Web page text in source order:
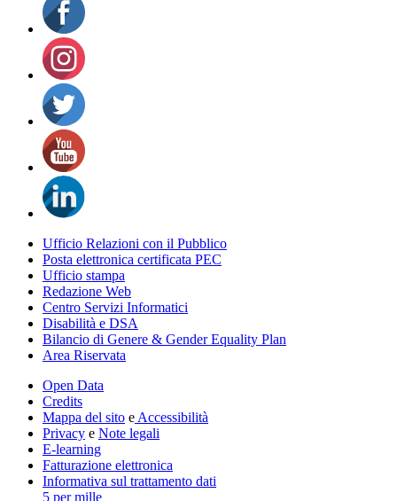
Ufficio Relazioni con il Pubblico
Posta elettronica certificata PEC
Ufficio stampa
Redazione Web
Centro Servizi Informatici
Disabilità e DSA
Bilancio di Genere & Gender Equality Plan
Area Riservata
Open Data
Credits
Mappa del sito e Accessibilità
Privacy e Note legali
E-learning
Fatturazione elettronica
Informativa sul trattamento dati
5 per mille